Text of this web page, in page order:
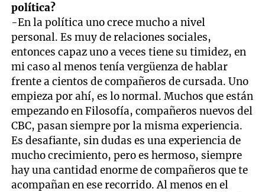
política?
-En la política uno crece mucho a nivel
personal. Es muy de relaciones sociales,
entonces capaz uno a veces tiene su timidez, en
mi caso al menos tenía vergüenza de hablar
frente a cientos de compañeros de cursada. Uno
empieza por ahí, es lo normal. Muchos que están
empezando en Filosofía, compañeros nuevos del
CBC, pasan siempre por la misma experiencia.
Es desafiante, sin dudas es una experiencia de
mucho crecimiento, pero es hermoso, siempre
hay una cantidad enorme de compañeros que te
acompañan en ese recorrido. Al menos en el